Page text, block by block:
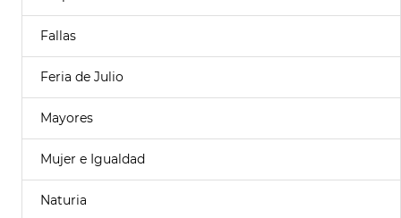
Fallas
Feria de Julio
Mayores
Mujer e Igualdad
Naturia